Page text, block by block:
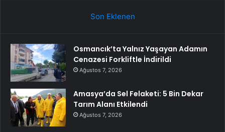
Son Eklenen
Osmancık’ta Yalnız Yaşayan Adamın
Cenazesi Forkliftle İndirildi
Ağustos 7, 2026
Amasya’da Sel Felaketi: 5 Bin Dekar
Tarım Alanı Etkilendi
Ağustos 7, 2026